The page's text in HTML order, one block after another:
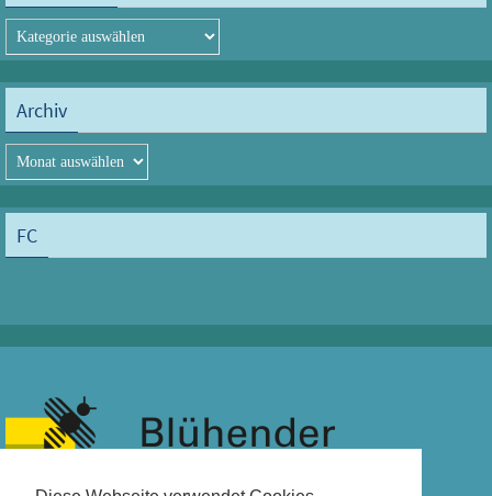
Kategorien
Archiv
Archiv
FC